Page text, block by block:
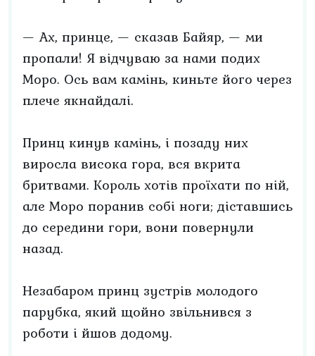
— Ах, принце, — сказав Байяр, — ми
пропали! Я відчуваю за нами подих
Моро. Ось вам камінь, киньте його через
плече якнайдалі.
Принц кинув камінь, і позаду них
виросла висока гора, вся вкрита
бритвами. Король хотів проїхати по ній,
але Моро поранив собі ноги; діставшись
до середини гори, вони повернули
назад.
Незабаром принц зустрів молодого
парубка, який щойно звільнився з
роботи і йшов додому.